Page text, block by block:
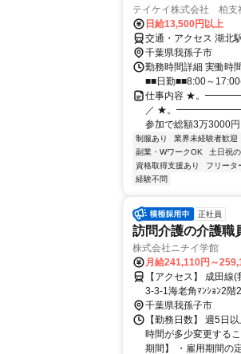
テイケイ株式会社 柏支
日給13,500円以上
交通・アクセス 湖北
千葉県我孫子市
勤務時間詳細 実働時
■■日勤■■8:00～
仕事内容 ★。
／ ★。
参加で総額3万3000
制服あり 業界未経験者歓迎
副業・WワークOK
土日祝
資格取得支援あり
フリータ
経験不問
正社員
訪問介護の介護職
株式会社ニチイ学館
月給241,110円～
【アクセス】 成田線(我孫子－成
千葉県我孫子市
【勤務日数】 週5日
時間が多少変更する
期間】 ・雇用期間の